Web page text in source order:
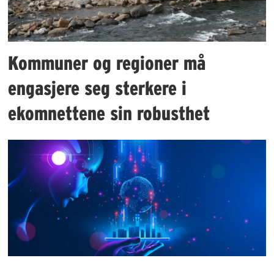
Kommuner og regioner må
engasjere seg sterkere i
ekomnettene sin robusthet